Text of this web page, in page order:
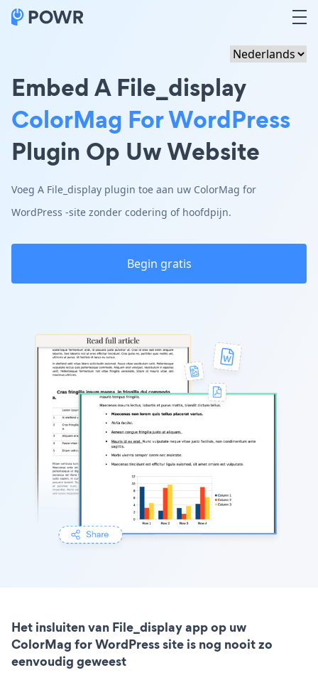
Embed A File_display
ColorMag For WordPress
Plugin Op Uw Website
Voeg A File_display plugin toe aan uw ColorMag for
WordPress -site zonder codering of hoofdpijn.
Begin gratis
Het insluiten van File_display app op uw
ColorMag for WordPress site is nog nooit zo
eenvoudig geweest